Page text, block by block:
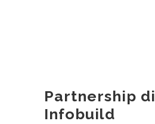
Partnership di
Infobuild